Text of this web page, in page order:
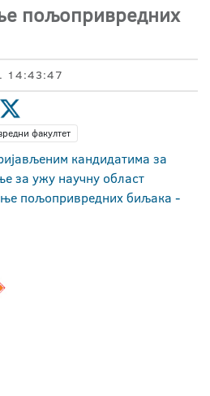
пољопривредних
14:43:47
факултет
кандидатима за
за ужу научну област
пољопривредних биљака -